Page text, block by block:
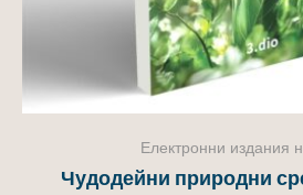
Електронни издания
Чудодейни природни